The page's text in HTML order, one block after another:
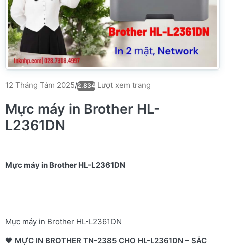
12 Tháng Tám 2025/2.834 Lượt xem trang
Mực máy in Brother HL-
L2361DN
Mực máy in Brother HL-L2361DN
🖤 MỰC IN BROTHER TN-2385 CHO HL-L2361DN – SẮC